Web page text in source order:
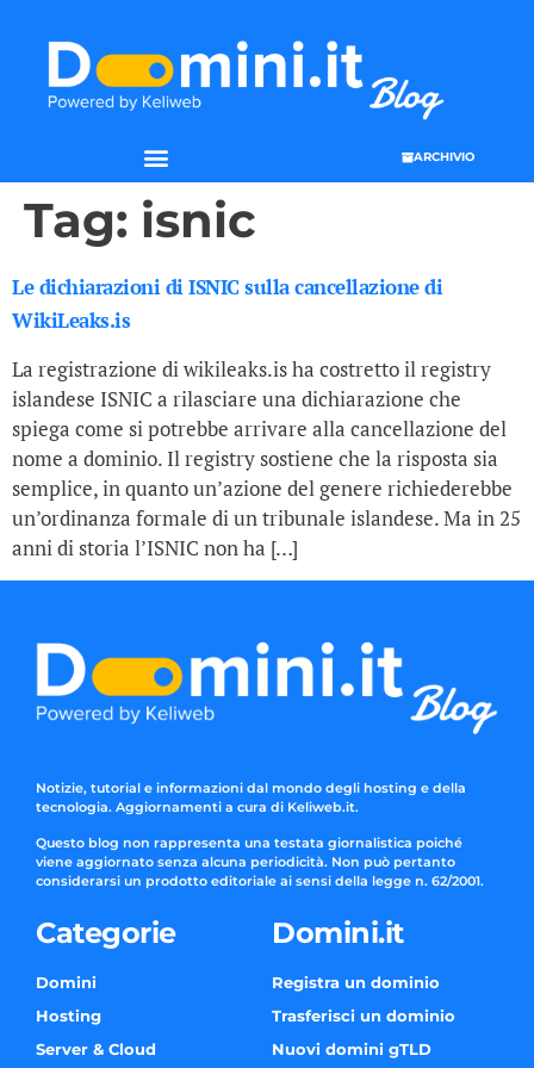
ARCHIVIO
Tag: isnic
Le dichiarazioni di ISNIC sulla cancellazione di
WikiLeaks.is
La registrazione di wikileaks.is ha costretto il registry
islandese ISNIC a rilasciare una dichiarazione che
spiega come si potrebbe arrivare alla cancellazione del
nome a dominio. Il registry sostiene che la risposta sia
semplice, in quanto un’azione del genere richiederebbe
un’ordinanza formale di un tribunale islandese. Ma in 25
anni di storia l’ISNIC non ha […]
Notizie, tutorial e informazioni dal mondo degli hosting e della
tecnologia. Aggiornamenti a cura di Keliweb.it.
Questo blog non rappresenta una testata giornalistica poiché
viene aggiornato senza alcuna periodicità. Non può pertanto
considerarsi un prodotto editoriale ai sensi della legge n. 62/2001.
Categorie
Domini
Hosting
Server & Cloud
Domini.it
Registra un dominio
Trasferisci un dominio
Nuovi domini gTLD